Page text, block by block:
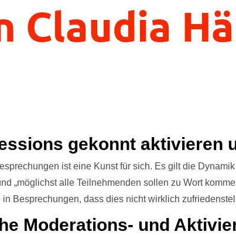
Claudia
gekonnt aktivieren
ist eine Kunst für sich. Es gilt die
„möglichst alle Teilnehmenden sollen zu Wort
in Besprechungen, dass dies nicht wirklich
Moderations- und